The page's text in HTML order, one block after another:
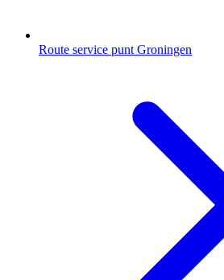
Route service punt Groningen